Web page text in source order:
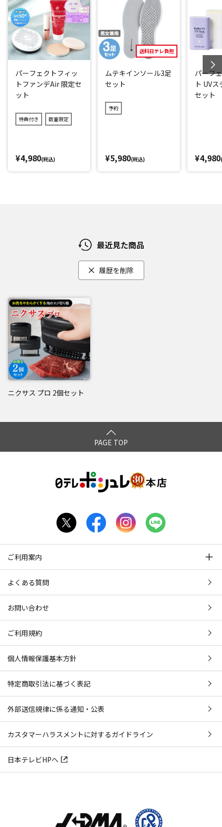
そのため、本体は簡単に分解可能で、隅々まで洗えます。
さらに食洗機対応(*2)なのもうれしいポイントです。
*1：木製のまな板を使用される場合、ガイドピンの跡が残る
ことがあります。プラスチック製のまな板のご使用をおすす
めします。
*2：本体耐熱温度90度
閉じる
パーフェクトフィッ
トファンデAir 限定セ
ット
特典付き 数量限定
¥4,980(税込)
送料日テレ負担
ムテキインソール3足
セット
予約
¥5,980(税込)
パーフ
ト UV
セット
¥4,980
最近見た商品
履歴を削除
ニクサス プロ 2個セット
PAGE TOP
ご利用案内
よくある質問
お問い合わせ
ご利用規約
個人情報保護基本方針
特定商取引法に基づく表記
外部送信規律に係る通知・公表
カスタマーハラスメントに対するガイドライン
日本テレビHPへ